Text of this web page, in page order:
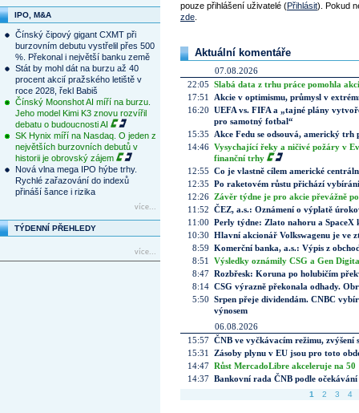
IPO, M&A
Čínský čipový gigant CXMT při
burzovním debutu vystřelil přes 500
%. Překonal i největší banku země
Stát by mohl dát na burzu až 40
procent akcií pražského letiště v
roce 2028, řekl Babiš
Čínský Moonshot AI míří na burzu.
Jeho model Kimi K3 znovu rozvířil
debatu o budoucnosti AI
SK Hynix míří na Nasdaq. O jeden z
největších burzovních debutů v
historii je obrovský zájem
Nová vlna mega IPO hýbe trhy.
Rychlé zařazování do indexů
přináší šance i rizika
více...
TÝDENNÍ PŘEHLEDY
více...
pouze přihlášení uživatelé (Přihlásit). Pokud
zde
Aktuální komentáře
07.08.2026
22:05 Slabá data z trhu práce pomohla
17:51
Akcie v optimismu, průmysl v
16:20 UEFA vs. FIFA a „tajné plány
pro samotný fotbal“
15:35
Akce Fedu se odsouvá, americký
14:46 Vysychající řeky a ničivé požáry v
finanční trhy
12:55 Co je vlastně cílem americké
12:35 Po raketovém růstu přichází
12:26 Závěr týdne je pro akcie převážně
11:52 ČEZ, a.s.: Oznámení o výplatě
11:00 Perly týdne: Zlato nahoru a SpaceX
10:30 Hlavní akcionář Volkswagenu je ve
8:59 Komerční banka, a.s.: Výpis z
8:51
Výsledky oznámily CSG a Gen
8:47 Rozbřesk: Koruna po holubičím
8:14 CSG výrazně překonala odhady.
5:50 Srpen přeje dividendám. CNBC
výnosem
06.08.2026
15:57 ČNB ve vyčkávacím režimu, zvýšení
15:31
Zásoby plynu v EU jsou pro toto
14:47 Růst MercadoLibre akceleruje na
14:37 Bankovní rada ČNB podle
1 2 3 4